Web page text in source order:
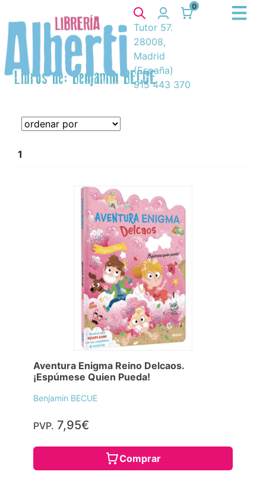
0
Tutor 57.
28008,
Madrid
(España)
915 443 370
Libros de: Benjamin BECUE
1
Aventura Enigma Reino Delcaos.
¡Espúmese Quien Pueda!
Benjamin BECUE
PVP. 7,95€
Comprar